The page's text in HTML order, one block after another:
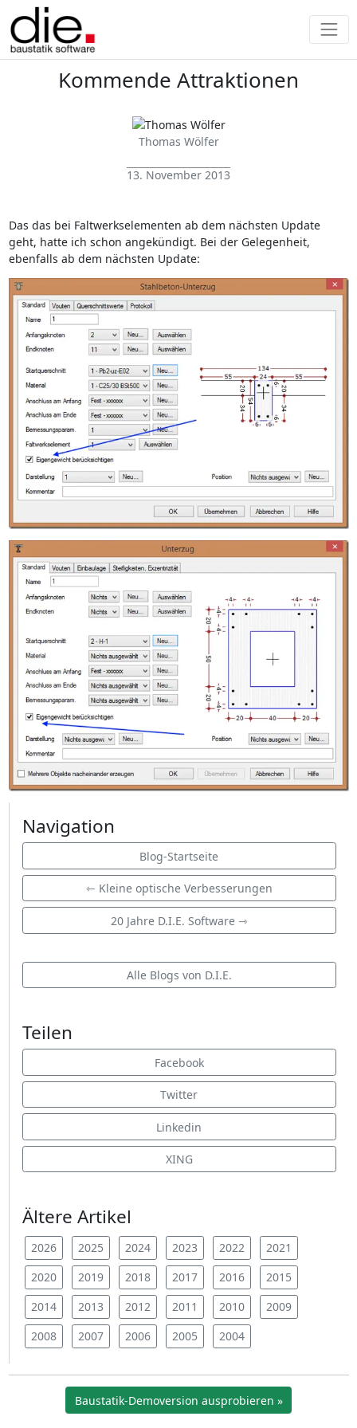
Kommende Attraktionen
Thomas Wölfer
13. November 2013
Das das bei Faltwerkselementen ab dem nächsten Update
geht, hatte ich schon angekündigt. Bei der Gelegenheit,
ebenfalls ab dem nächsten Update:
Navigation
Blog-Startseite
⇽ Kleine optische Verbesserungen
20 Jahre D.I.E. Software ⇾
Alle Blogs von D.I.E.
Teilen
Facebook
Twitter
Linkedin
XING
Ältere Artikel
2026 2025 2024 2023 2022
2021
2020
2019 2018 2017 2016
2015
2014
2013 2012 2011 2010
2009
2008
2007 2006 2005 2004
Baustatik-Demoversion ausprobieren »